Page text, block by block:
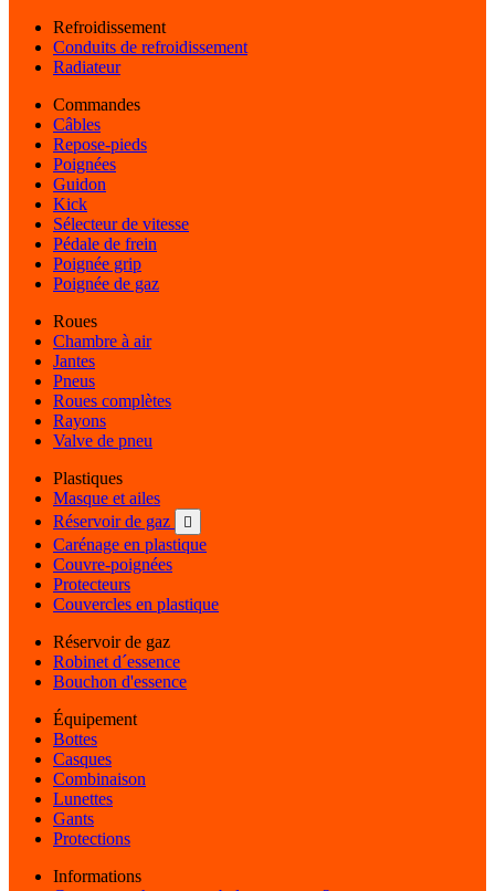
Refroidissement
Conduits de refroidissement
Radiateur
Commandes
Câbles
Repose-pieds
Poignées
Guidon
Kick
Sélecteur de vitesse
Pédale de frein
Poignée grip
Poignée de gaz
Roues
Chambre à air
Jantes
Pneus
Roues complètes
Rayons
Valve de pneu
Plastiques
Masque et ailes
Réservoir de gaz

Carénage en plastique
Couvre-poignées
Protecteurs
Couvercles en plastique
Réservoir de gaz
Robinet d´essence
Bouchon d'essence
Équipement
Bottes
Casques
Combinaison
Lunettes
Gants
Protections
Informations